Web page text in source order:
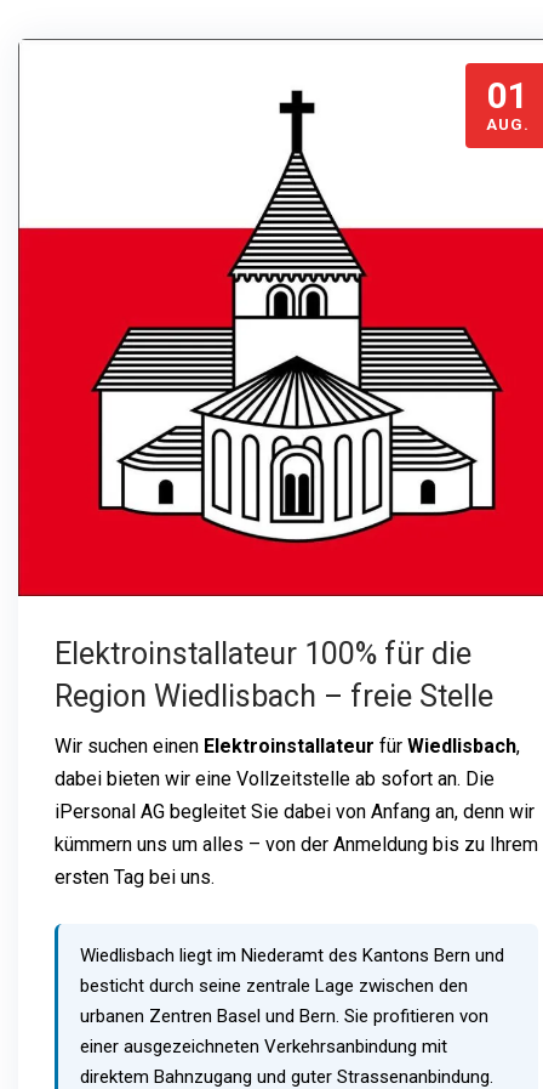
01
AUG.
Elektroinstallateur 100% für die
Region Wiedlisbach – freie Stelle
Wir suchen einen Elektroinstallateur für Wiedlisbach,
dabei bieten wir eine Vollzeitstelle ab sofort an. Die
iPersonal AG begleitet Sie dabei von Anfang an, denn wir
kümmern uns um alles – von der Anmeldung bis zu Ihrem
ersten Tag bei uns.
Wiedlisbach liegt im Niederamt des Kantons Bern und
besticht durch seine zentrale Lage zwischen den
urbanen Zentren Basel und Bern. Sie profitieren von
einer ausgezeichneten Verkehrsanbindung mit
direktem Bahnzugang und guter Strassenanbindung.